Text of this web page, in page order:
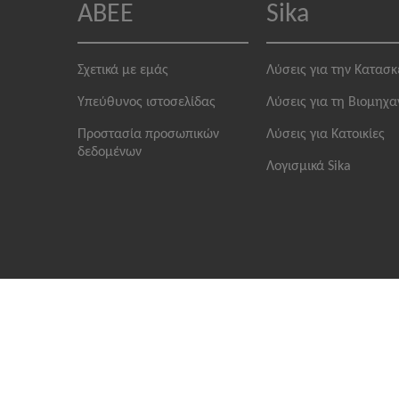
ABEE
Σχετικά με εμάς
Υπεύθυνος ιστοσελίδας
Προστασία προσωπικών
δεδομένων
Sika
Λύσεις για την
Λύσεις για τη
Λύσεις για Κατοικίες
Λογισμικά Sika